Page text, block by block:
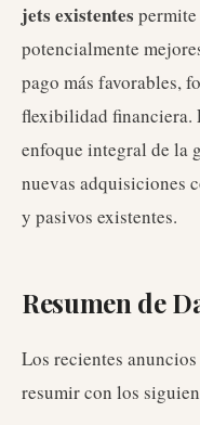
jets existentes
potencialmente
pago más favorables,
flexibilidad financiera.
enfoque integral de la
nuevas adquisiciones
y pasivos existentes.
Resumen de
Los recientes
resumir con los